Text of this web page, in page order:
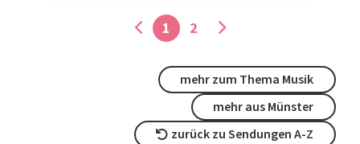
1 2
mehr zum Thema Musik
mehr aus Münster
zurück zu Sendungen A-Z